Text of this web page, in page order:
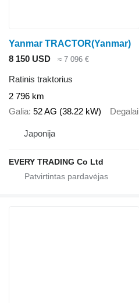
Yanmar TRACTOR(Yanmar)
8 150 USD
≈ 7 096 €
Ratinis traktorius
2 796 km
Galia 52 AG (38.22 kW) Degalai
Japonija
EVERY TRADING Co Ltd